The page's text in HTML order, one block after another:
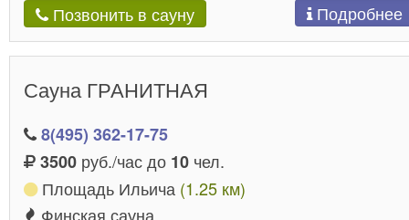
Позвонить в сауну Подробнее
Сауна ГРАНИТНАЯ
8(495) 362-17-75
3500 руб./час до 10 чел.
Площадь Ильича (1.25 км)
Финская сауна